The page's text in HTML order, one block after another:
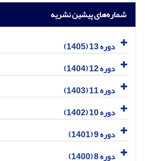
شماره‌های پیشین نشریه
دوره 13 (1405)
دوره 12 (1404)
دوره 11 (1403)
دوره 10 (1402)
دوره 9 (1401)
دوره 8 (1400)